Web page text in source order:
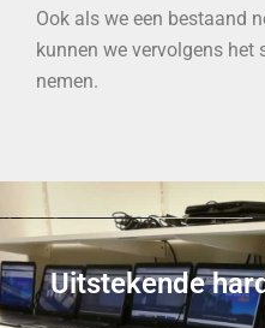
Ook als we een bestaand
kunnen we vervolgens het
nemen.
Uitstekende